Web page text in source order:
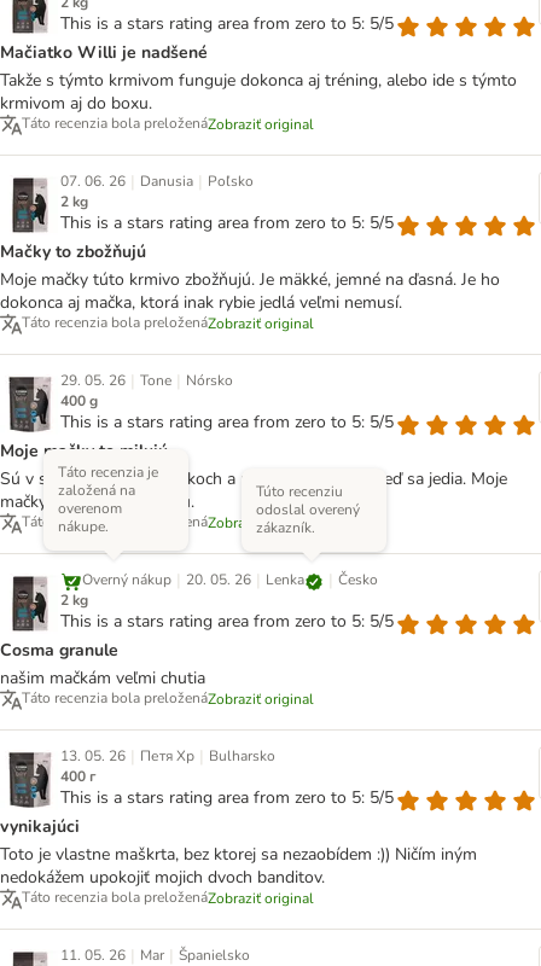
This is a stars rating area from zero to 5: 5/5
Mačiatko Willi je nadšené
Takže s týmto krmivom funguje dokonca aj tréning, alebo ide s týmto
krmivom aj do boxu.
Táto recenzia bola preloženáZobraziť original
07. 06. 26 | Danusia | Poľsko
2 kg
This is a stars rating area from zero to 5: 5/5
Mačky to zbožňujú
Moje mačky túto krmivo zbožňujú. Je mäkké, jemné na ďasná. Je ho
dokonca aj mačka, ktorá inak rybie jedlá veľmi nemusí.
Táto recenzia bola preloženáZobraziť original
29. 05. 26 | Tone | Nórsko
400 g
This is a stars rating area from zero to 5: 5/5
Moje mačky to milujú
Sú v stredne veľkých kúskoch a pekne chrumkajú, keď sa jedia. Moje
mačky ich úplne zbožňujú.
Táto recenzia bola preloženáZobraziť original
Overný nákup
Táto recenzia je
založená na
overenom
nákupe.
| 20. 05. 26 | Lenka
Túto recenziu
odoslal overený
zákazník.
| Česko
2 kg
This is a stars rating area from zero to 5: 5/5
Cosma granule
našim mačkám veľmi chutia
Táto recenzia bola preloženáZobraziť original
13. 05. 26 | Петя Хр | Bulharsko
400 г
This is a stars rating area from zero to 5: 5/5
vynikajúci
Toto je vlastne maškrta, bez ktorej sa nezaobídem :)) Ničím iným
nedokážem upokojiť mojich dvoch banditov.
Táto recenzia bola preloženáZobraziť original
11. 05. 26 | Mar | Španielsko